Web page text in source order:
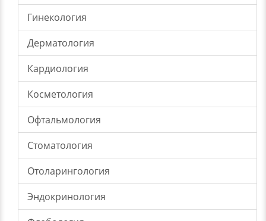
Гинекология
Дерматология
Кардиология
Косметология
Офтальмология
Стоматология
Отоларингология
Эндокринология